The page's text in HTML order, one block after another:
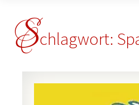
Schlagwort: